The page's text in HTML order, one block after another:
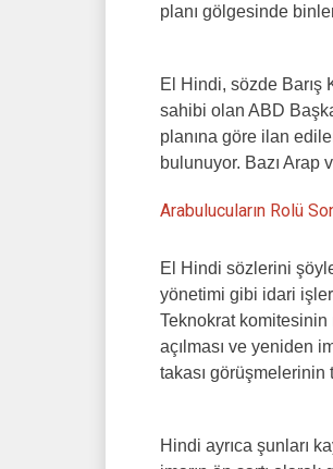
planı gölgesinde
El Hindi, sözde Barış
sahibi olan ABD
planına göre ilan
bulunuyor. Bazı Arap
Arabulucuların Rolü
El Hindi sözlerini
yönetimi gibi idari
Teknokrat komitesinin
açılması ve yeniden
takası görüşmelerinin
Hindi ayrıca şunları